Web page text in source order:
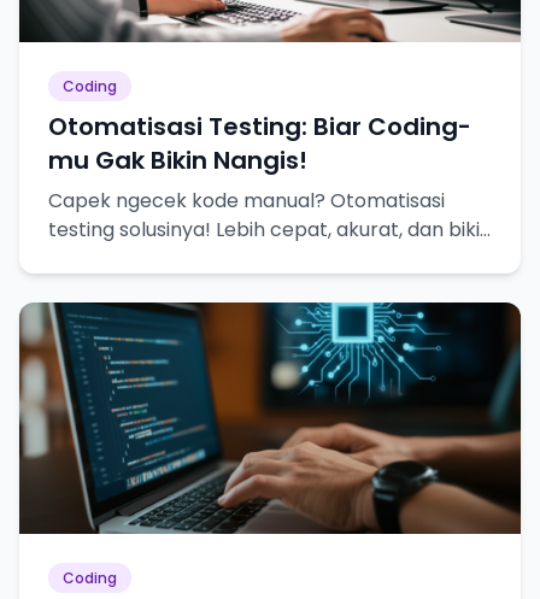
Coding
Otomatisasi Testing: Biar Coding-
mu Gak Bikin Nangis!
Capek ngecek kode manual? Otomatisasi
testing solusinya! Lebih cepat, akurat, dan bikin
Coding